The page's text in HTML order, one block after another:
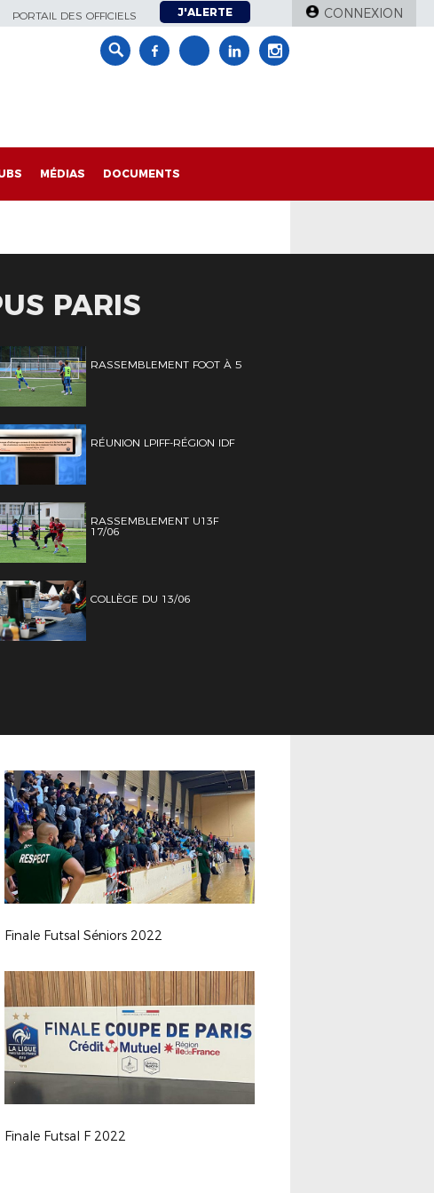
PORTAIL DES OFFICIELS J'ALERTE CONNEXION
MÉDIAS DOCUMENTS
PARIS
RASSEMBLEMENT FOOT À 5
RÉUNION LPIFF-RÉGION IDF
RASSEMBLEMENT U13F
17/06
COLLÈGE DU 13/06
Finale Futsal Séniors 2022
Finale Futsal F 2022